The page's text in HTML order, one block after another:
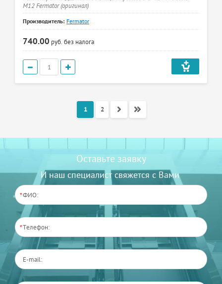
М12 Fermator (оригинал)
Производитель: Fermator
740.00 руб. без налога
1 2
Оставьте заявку
И наш специалист свяжется с Вами
*
*